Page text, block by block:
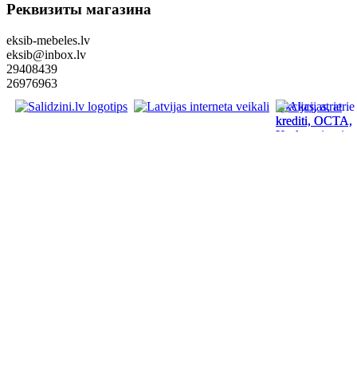
Реквизиты магазина
eksib-mebeles.lv
eksib@inbox.lv
29408439
26976963
Akcijas, atrie
krediti, OCTA,
Kasko,